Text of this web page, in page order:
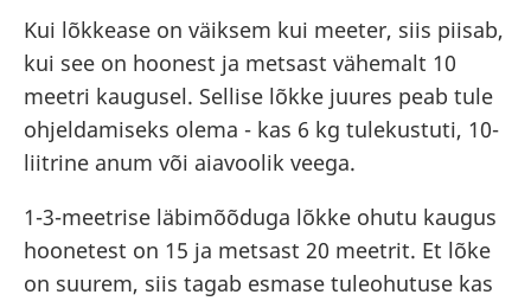
Kui lõkkease on väiksem kui meeter, siis piisab,
kui see on hoonest ja metsast vähemalt 10
meetri kaugusel. Sellise lõkke juures peab tule
ohjeldamiseks olema - kas 6 kg tulekustuti, 10-
liitrine anum või aiavoolik veega.
1-3-meetrise läbimõõduga lõkke ohutu kaugus
hoonetest on 15 ja metsast 20 meetrit. Et lõke
on suurem, siis tagab esmase tuleohutuse kas